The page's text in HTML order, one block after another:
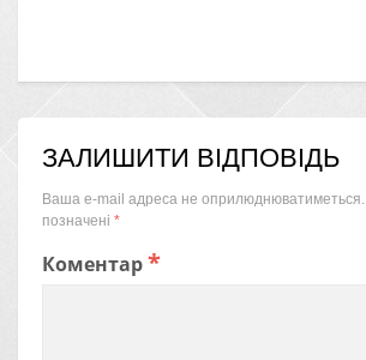
ЗАЛИШИТИ ВІДПОВІДЬ
Ваша e-mail адреса не оприлюднюватиметься.
позначені *
Коментар*